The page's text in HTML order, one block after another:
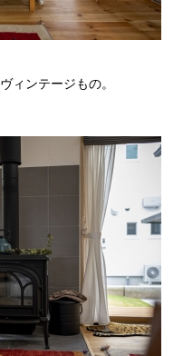
ィンテージもの。